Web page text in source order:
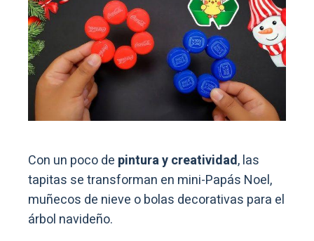
Con un poco de pintura y creatividad, las
tapitas se transforman en mini-Papás Noel,
muñecos de nieve o bolas decorativas para el
árbol navideño.